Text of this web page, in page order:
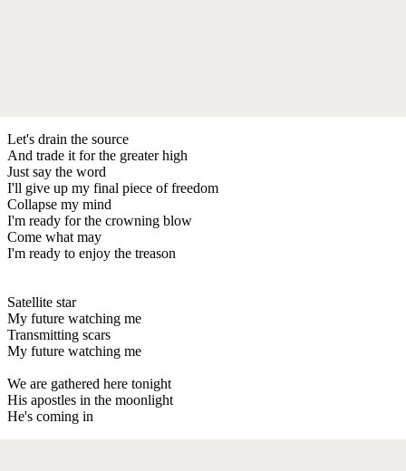
Let's drain the source
And trade it for the greater high
Just say the word
I'll give up my final piece of freedom
Collapse my mind
I'm ready for the crowning blow
Come what may
I'm ready to enjoy the treason
Satellite star
My future watching me
Transmitting scars
My future watching me
We are gathered here tonight
His apostles in the moonlight
He's coming in